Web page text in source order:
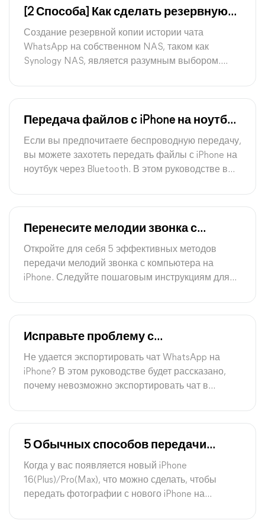
[2 Способа] Как сделать резервную
копию WhatsApp на Synology NAS
Создание резервной копии истории чата
WhatsApp на собственном NAS, таком как
Synology NAS, является разумным выбором.
Передача файлов с iPhone на ноутбук
через Bluetooth [Обновлено]
Если вы предпочитаете беспроводную передачу,
вы можете захотеть передать файлы с iPhone на
ноутбук через Bluetooth. В этом руководстве вы
с iPhone на ПК
Перенесите мелодии звонка с
компьютера на iPhone: 5 методов
Откройте для себя 5 эффективных методов
передачи мелодий звонка с компьютера на
iPhone. Следуйте пошаговым инструкциям для
Исправьте проблему с
невозможностью экспорта чата
WhatsApp с iPhone быстро
Не удается экспортировать чат WhatsApp на
iPhone? В этом руководстве будет рассказано,
почему невозможно экспортировать чат в
5 Обычных способов передачи
фотографий с iPhone 16 на ПК
Когда у вас появляется новый iPhone
16(Plus)/Pro(Max), что можно сделать, чтобы
передать фотографии с нового iPhone на